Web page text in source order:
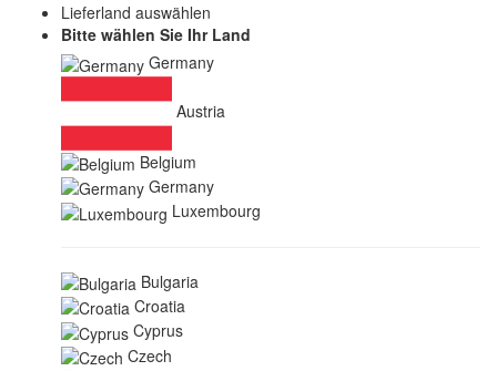
Lieferland auswählen
Bitte wählen Sie Ihr Land
Germany
Austria
Belgium
Germany
Luxembourg
Bulgaria
Croatia
Cyprus
Czech